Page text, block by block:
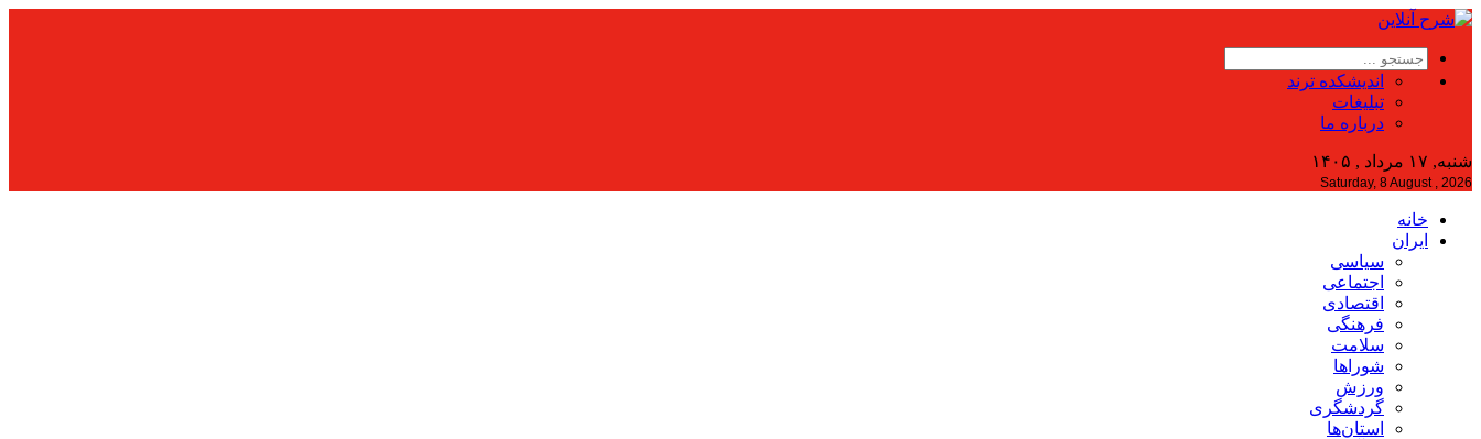
اندیشکده ترند
تبلیغات
درباره ما
شنبه, ۱۷ مرداد , ۱۴۰۵
Saturday, 8 August , 2026
خانه
ایران
سیاسی
اجتماعی
اقتصادی
فرهنگی
سلامت
شوراها
ورزش
گردشگری
استان‌ها